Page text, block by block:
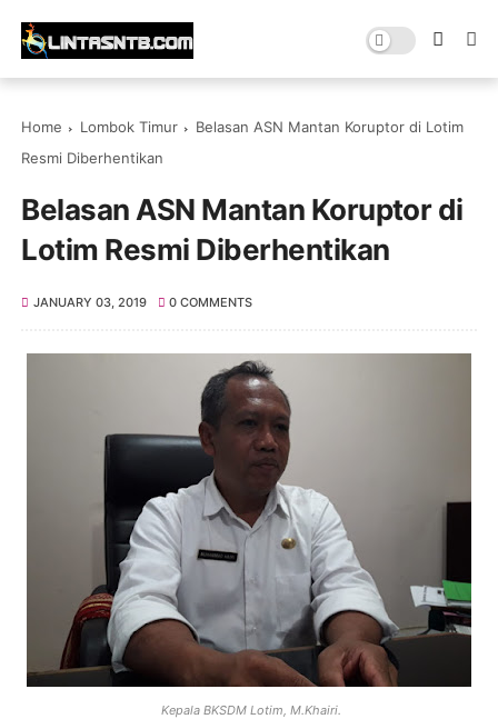
Home Lombok Timur
Belasan ASN Mantan Koruptor di Lotim
Resmi Diberhentikan
Belasan ASN Mantan Koruptor di
Lotim Resmi Diberhentikan
JANUARY 03, 2019 0 COMMENTS
Kepala BKSDM Lotim, M.Khairi.